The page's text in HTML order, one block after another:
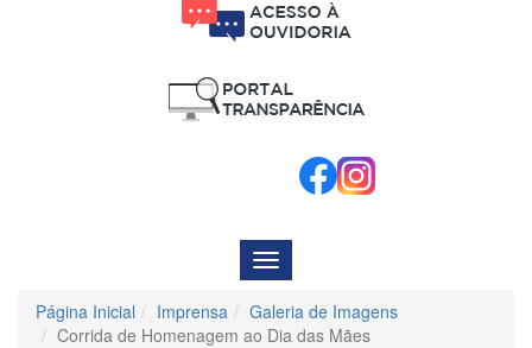
Menu
de
Navegação
Página Inicial Imprensa
Galeria de Imagens
Corrida de Homenagem ao Dia das Mães